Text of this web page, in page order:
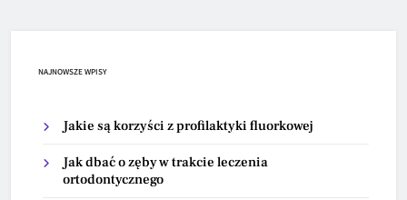
NAJNOWSZE WPISY
Jakie są korzyści z profilaktyki fluorkowej
Jak dbać o zęby w trakcie leczenia
ortodontycznego